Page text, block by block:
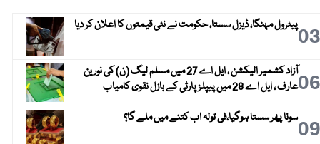
03پیٹرول مہنگا، ڈیزل سستا، حکومت نے نئی قیمتوں کا اعلان کر دیا
06
آزاد کشمیر الیکشن ، ایل اے 27 میں مسلم لیگ (ن) کی نورین
عارف ، ایل اے 28 میں پیپلز پارٹی کے بازل نقوی کامیاب
09سونا پھر سستا ہوگیا،فی تولہ اب کتنے میں ملے گا؟